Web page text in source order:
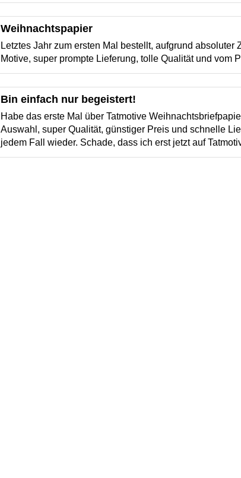
Weihnachtspapier
Letztes Jahr zum ersten Mal bestellt, aufgrund
Motive, super prompte Lieferung, tolle Qualität und vom
Bin einfach nur begeistert!
Habe das erste Mal über Tatmotive
Auswahl, super Qualität, günstiger Preis und schnelle
jedem Fall wieder. Schade, dass ich erst jetzt auf